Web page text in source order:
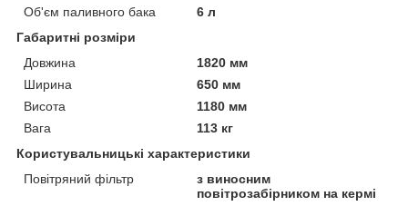
Об'єм паливного бака
6 л
Габаритні розміри
Довжина
1820 мм
Ширина
650 мм
Висота
1180 мм
Вага
113 кг
Користувальницькі характеристики
Повітряний фільтр
з виносним
повітрозабірником на кермі